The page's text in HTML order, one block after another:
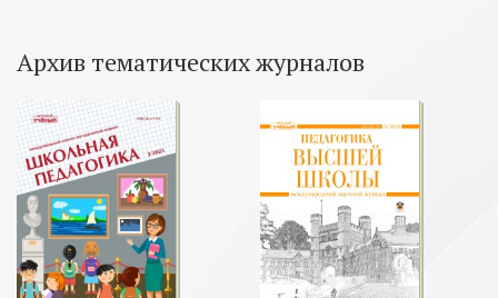
Архив тематических журналов